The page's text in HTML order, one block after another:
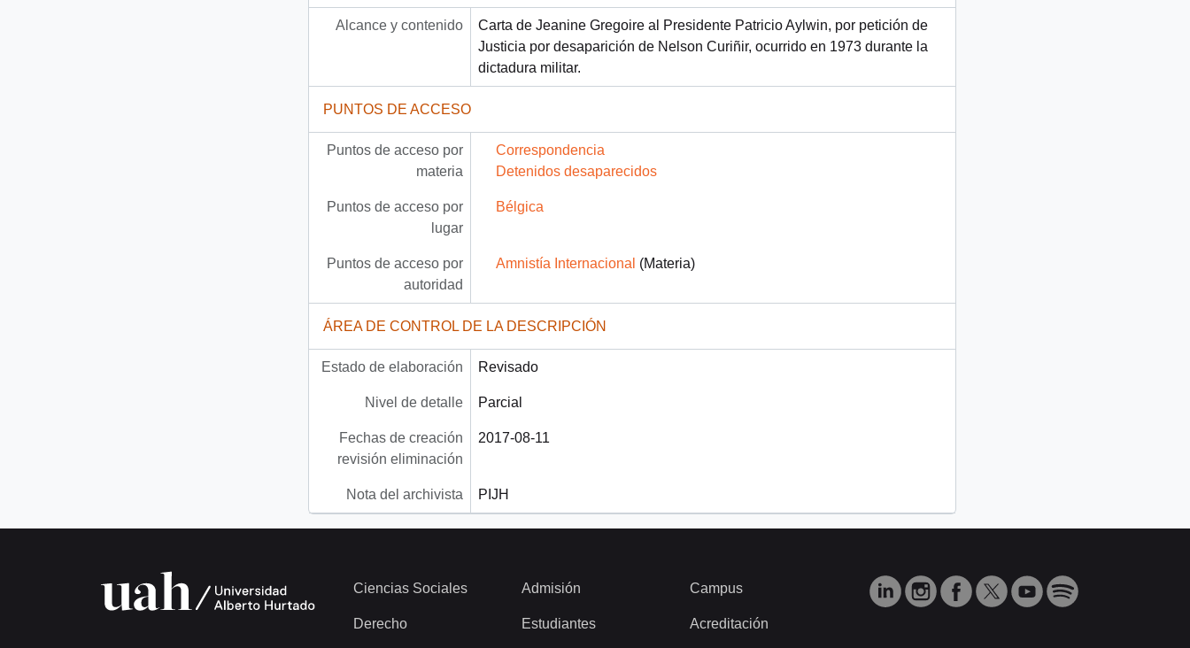
Alcance y contenido
Carta de Jeanine Gregoire al Presidente Patricio Aylwin, por petición de
Justicia por desaparición de Nelson Curiñir, ocurrido en 1973 durante la
dictadura militar.
PUNTOS DE ACCESO
Puntos de acceso por
materia
Correspondencia
Detenidos desaparecidos
Puntos de acceso por
lugar
Bélgica
Puntos de acceso por
autoridad
Amnistía Internacional (Materia)
ÁREA DE CONTROL DE LA DESCRIPCIÓN
Estado de elaboración Revisado
Nivel de detalle Parcial
Fechas de creación
revisión eliminación
2017-08-11
Nota del archivista PIJH
Ciencias Sociales
Derecho
Admisión
Estudiantes
Campus
Acreditación